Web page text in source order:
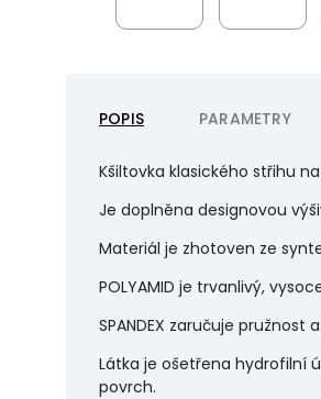
POPIS PARAMETRY
Kšiltovka klasického střihu
Je doplněna designovou
Materiál je zhotoven ze
POLYAMID je trvanlivý,
SPANDEX zaručuje pružnost
Látka je ošetřena hydrofilní
povrch.